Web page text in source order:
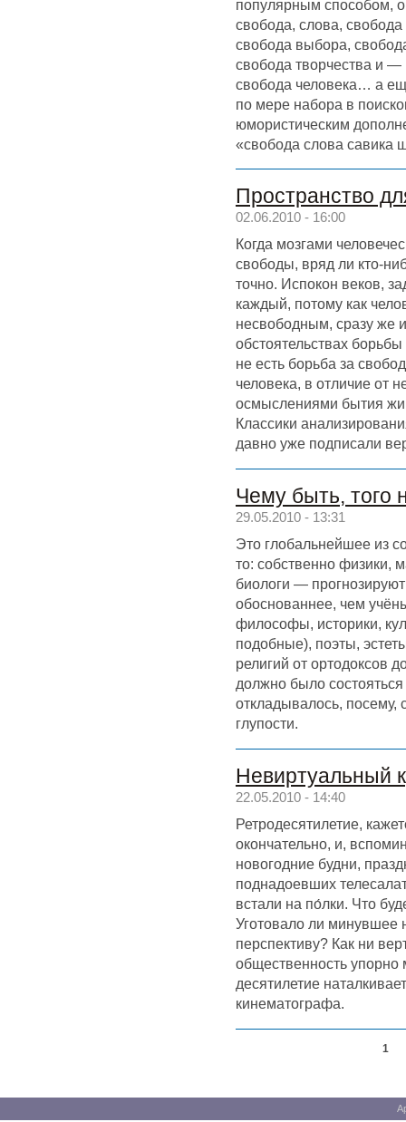
популярным способом,
свобода, слова,
свобода выбора,
свобода творчества и
свобода человека… а
по мере набора в
юмористическим
«свобода слова савика
Пространство
02.06.2010 - 16:00
Когда мозгами
свободы, вряд ли кто-
точно. Испокон веков,
каждый, потому как
несвободным, сразу же
обстоятельствах
не есть борьба за
человека, в отличие от
осмыслениями бытия
Классики
давно уже подписали
Чему быть, того
29.05.2010 - 13:31
Это глобальнейшее из
то: собственно физики,
биологи —
обоснованнее, чем
философы, историки,
подобные), поэты,
религий от ортодоксов
должно было
откладывалось, посему,
глупости.
Невиртуальный
22.05.2010 - 14:40
Ретродесятилетие,
окончательно, и,
новогодние будни,
поднадоевших
встали на по́лки. Что
Уготовало ли минувшее
перспективу? Как ни
общественность
десятилетие
кинематографа.
1